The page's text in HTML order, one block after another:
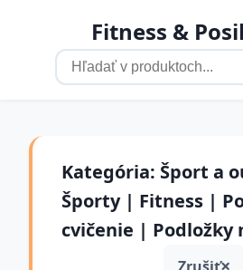
Fitness &
Kategória: Šport a
Športy | Fitness |
cvičenie | Podložky
Zrušiť